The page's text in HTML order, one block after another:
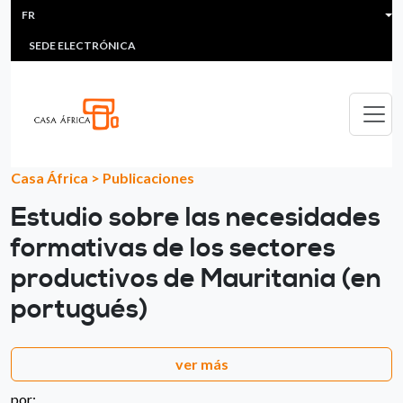
Aller au contenu principal
HEADER MENU
MULTIMEDIA
SEDE ELECTRÓNICA
FR
Casa África > Publicaciones
Estudio sobre las necesidades
formativas de los sectores
productivos de Mauritania (en
portugués)
ver más
por: